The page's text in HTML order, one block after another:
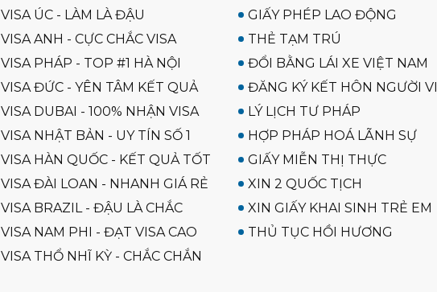
VISA ÚC - LÀM LÀ ĐẬU
VISA ANH - CỰC CHẮC VISA
VISA PHÁP - TOP #1 HÀ NỘI
VISA ĐỨC - YÊN TÂM KẾT QUẢ
VISA DUBAI - 100% NHẬN VISA
VISA NHẬT BẢN - UY TÍN SỐ 1
VISA HÀN QUỐC - KẾT QUẢ TỐT
VISA ĐÀI LOAN - NHANH GIÁ RẺ
VISA BRAZIL - ĐẬU LÀ CHẮC
VISA NAM PHI - ĐẠT VISA CAO
VISA THỔ NHĨ KỲ - CHẮC CHẮN
GIẤY PHÉP LAO ĐỘNG
THẺ TẠM TRÚ
ĐỔI BẰNG LÁI XE VIỆT NAM
ĐĂNG KÝ KẾT HÔN NGƯỜI
LÝ LỊCH TƯ PHÁP
HỢP PHÁP HOÁ LÃNH SỰ
GIẤY MIỄN THỊ THỰC
XIN 2 QUỐC TỊCH
XIN GIẤY KHAI SINH TRẺ EM
THỦ TỤC HỒI HƯƠNG